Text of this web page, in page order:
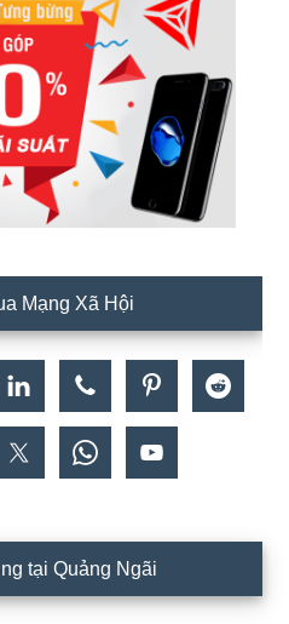
Mạng Xã Hội
tại Quảng Ngãi